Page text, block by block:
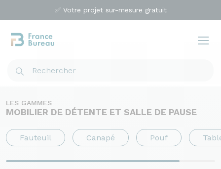
✅ Votre projet sur-mesure gratuit
LES GAMMES
MOBILIER DE DÉTENTE ET SALLE DE PAUSE
Fauteuil Canapé Pouf